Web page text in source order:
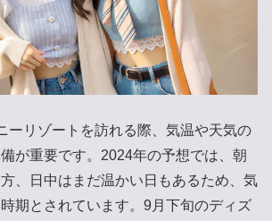
ーリゾートを訪れる際、気温や天気の
が重要です。2024年の予想では、朝
、日中はまだ温かい日もあるため、気
期とされています。9月下旬のディズ